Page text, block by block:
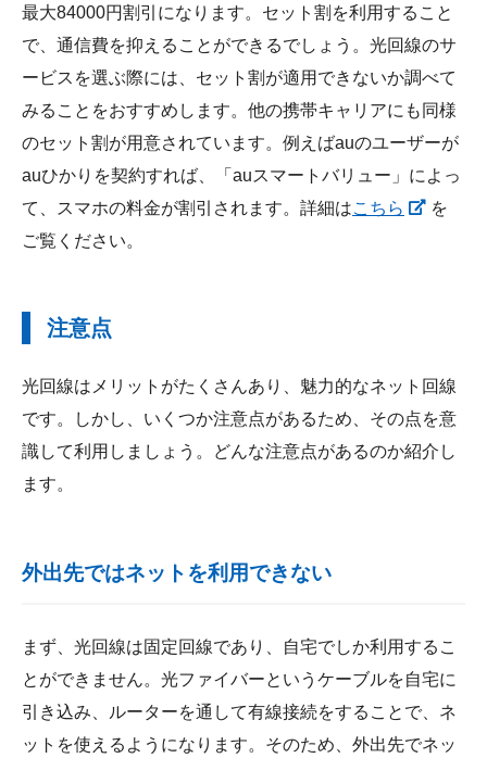
最大84000円割引になります。セット割を利用すること
で、通信費を抑えることができるでしょう。光回線のサ
ービスを選ぶ際には、セット割が適用できないか調べて
みることをおすすめします。他の携帯キャリアにも同様
のセット割が用意されています。例えばauのユーザーが
auひかりを契約すれば、「auスマートバリュー」によっ
て、スマホの料金が割引されます。詳細はこちら
を
ご覧ください。
注意点
光回線はメリットがたくさんあり、魅力的なネット回線
です。しかし、いくつか注意点があるため、その点を意
識して利用しましょう。どんな注意点があるのか紹介し
ます。
外出先ではネットを利用できない
まず、光回線は固定回線であり、自宅でしか利用するこ
とができません。光ファイバーというケーブルを自宅に
引き込み、ルーターを通して有線接続をすることで、ネ
ットを使えるようになります。そのため、外出先でネッ